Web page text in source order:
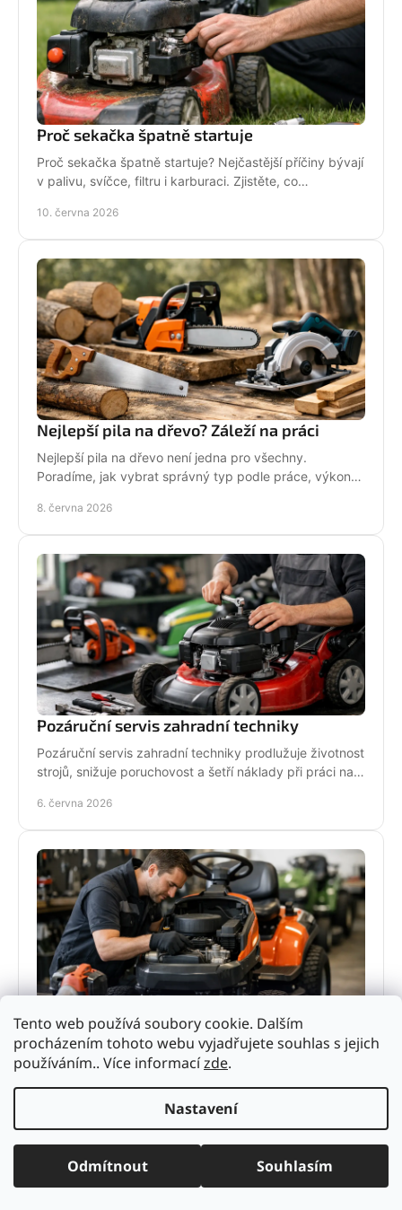
Tento web používá soubory cookie. Dalším
procházením tohoto webu vyjadřujete souhlas s jejich
používáním.. Více informacízde.
Nastavení
Odmítnout Souhlasím
Proč sekačka špatně startuje
Proč sekačka špatně startuje? Nejčastější příčiny bývají
v palivu, svíčce, filtru i karburaci. Zjistěte, co
10. června 2026
Nejlepší pila na dřevo? Záleží na práci
Nejlepší pila na dřevo není jedna pro všechny.
Poradíme, jak vybrat správný typ podle práce, výkonu,
8. června 2026
Pozáruční servis zahradní techniky
Pozáruční servis zahradní techniky prodlužuje životnost
strojů, snižuje poruchovost a šetří náklady při práci na
6. června 2026
Servis zahradní techniky bez zbytečných
prostojů
Servis zahradní techniky rozhoduje o výkonu i
životnosti stroje. Zjistěte, kdy řešit údržbu, co
nepodcenit a proč se vyplatí odborný servis.